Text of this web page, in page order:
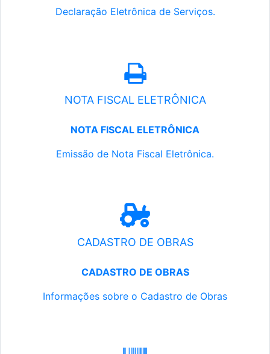
Declaração Eletrônica de Serviços.
NOTA FISCAL ELETRÔNICA
NOTA FISCAL ELETRÔNICA
Emissão de Nota Fiscal Eletrônica.
CADASTRO DE OBRAS
CADASTRO DE OBRAS
Informações sobre o Cadastro de Obras